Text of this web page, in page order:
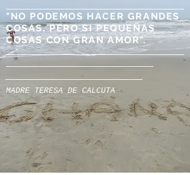
"NO PODEMOS HACER GRANDES
COSAS, PERO SI PEQUEÑAS
COSAS CON GRAN AMOR".
MADRE TERESA DE CALCUTA